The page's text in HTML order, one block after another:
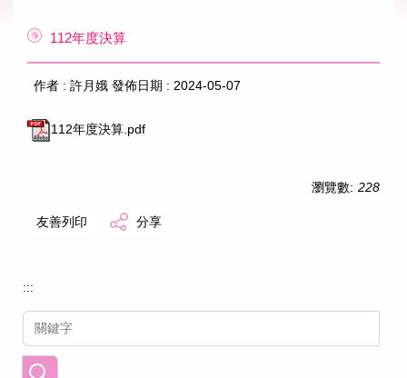
112年度決算
作者 : 許月娥 發佈日期 : 2024-05-07
112年度決算.pdf
瀏覽數: 228
友善列印 分享
:::